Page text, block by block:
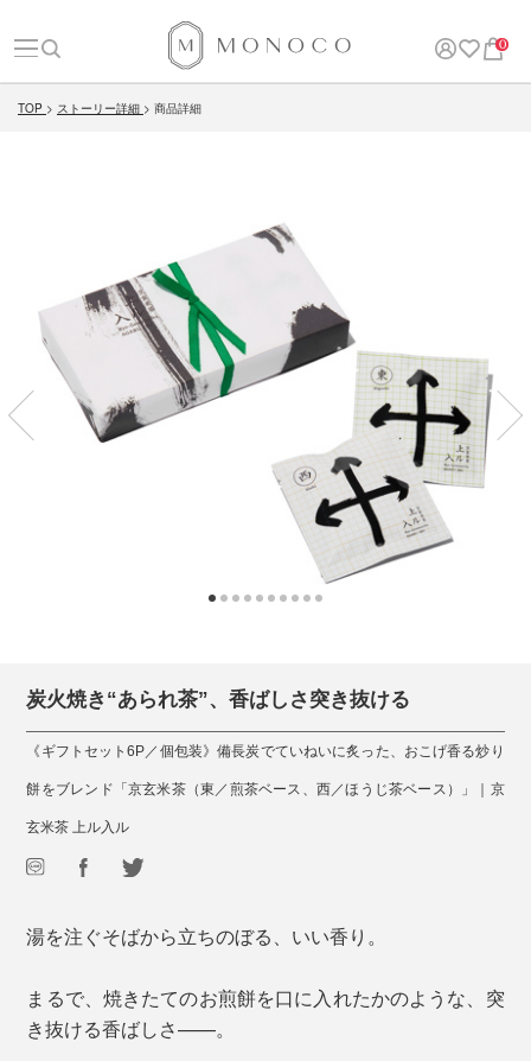
0
TOP ストーリー詳細 商品詳細
炭火焼き“あられ茶”、香ばしさ突き抜ける
《ギフトセット6P／個包装》備長炭でていねいに炙った、おこげ香る炒り
餅をブレンド「京玄米茶（東／煎茶ベース、西／ほうじ茶ベース）」｜京
玄米茶 上ル入ル
湯を注ぐそばから立ちのぼる、いい香り。
まるで、焼きたてのお煎餅を口に入れたかのような、突
き抜ける香ばしさ——。